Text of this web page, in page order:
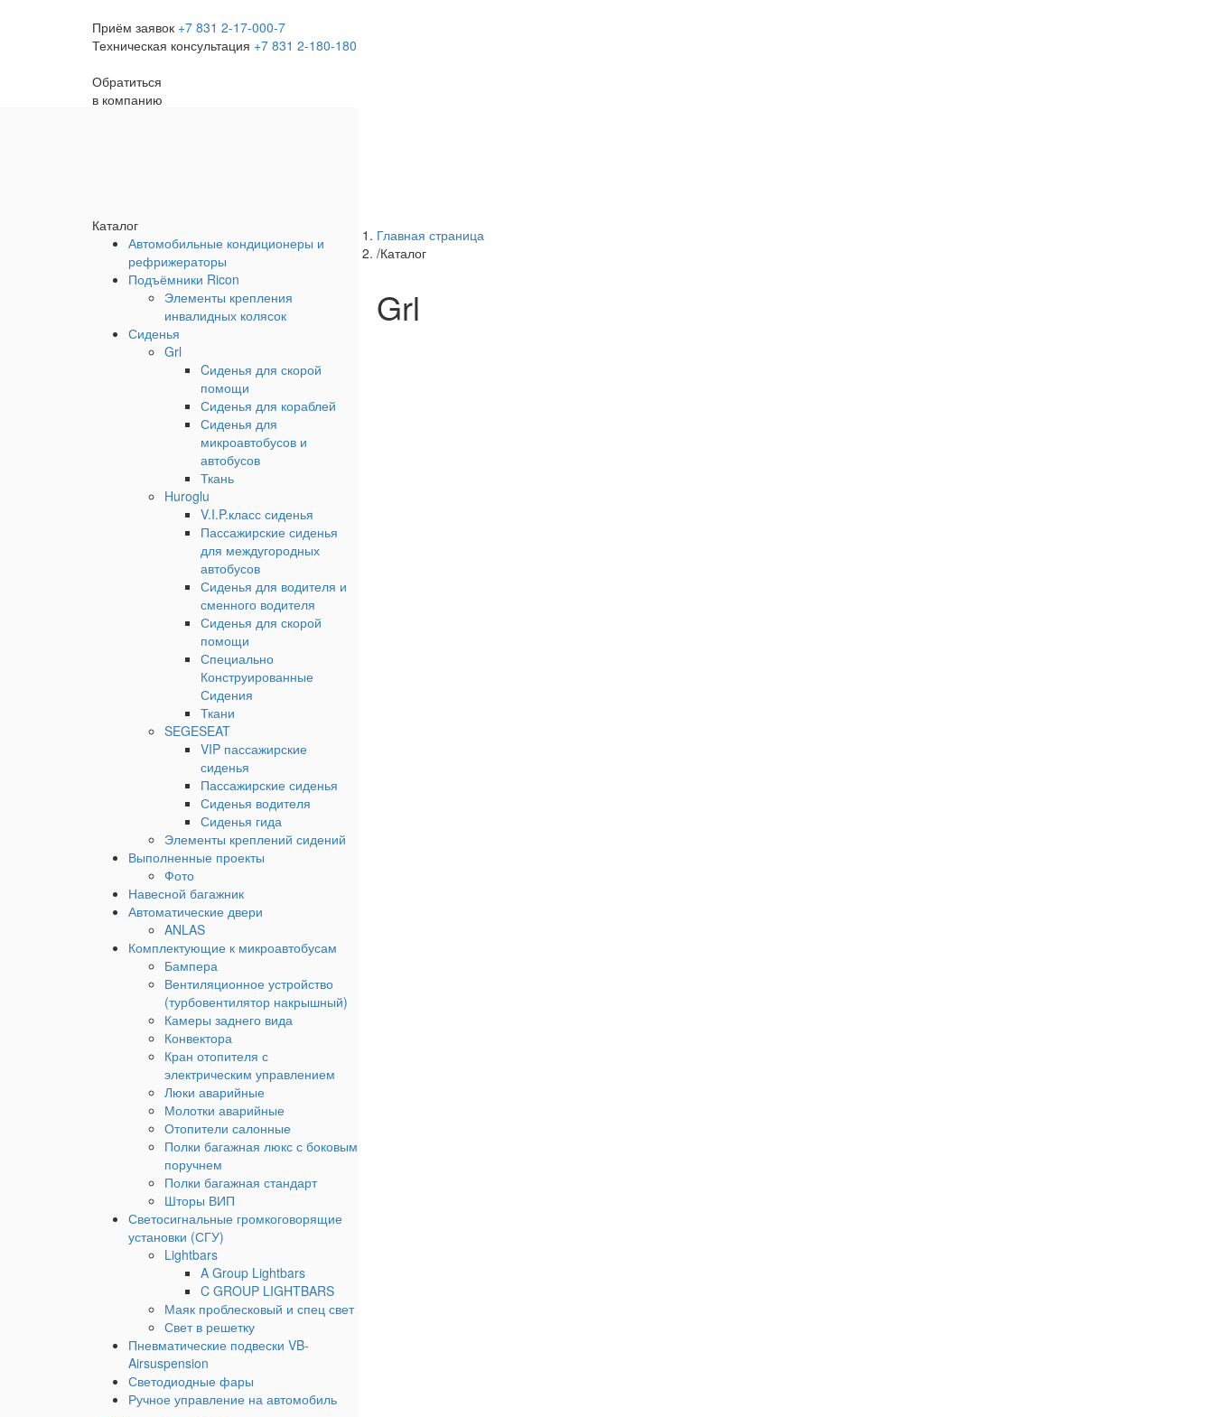
Приём заявок +7 831 2-17-000-7
Техническая консультация +7 831 2-180-180
Обратиться
в компанию
Главная страница
/Каталог
Grl
Каталог
Автомобильные кондиционеры и
рефрижераторы
Подъёмники Ricon
Элементы крепления
инвалидных колясок
Сиденья
Grl
Cиденья для скорой
помощи
Сиденья для кораблей
Сиденья для
микроавтобусов и
автобусов
Ткань
Huroglu
V.I.P.класс сиденья
Пассажирские сиденья
для междугородных
автобусов
Сиденья для водителя и
сменного водителя
Сиденья для скорой
помощи
Специально
Конструированные
Сидения
Ткани
SEGESEAT
VIP пассажирские
сиденья
Пассажирские сиденья
Сиденья водителя
Сиденья гида
Элементы креплений сидений
Выполненные проекты
Фото
Навесной багажник
Автоматические двери
ANLAS
Комплектующие к микроавтобусам
Бампера
Вентиляционное устройство
(турбовентилятор накрышный)
Камеры заднего вида
Конвектора
Кран отопителя с
электрическим управлением
Люки аварийные
Молотки аварийные
Отопители салонные
Полки багажная люкс с боковым
поручнем
Полки багажная стандарт
Шторы ВИП
Светосигнальные громкоговорящие
установки (СГУ)
Lightbars
A Group Lightbars
C GROUP LIGHTBARS
Маяк проблесковый и спец свет
Свет в решетку
Пневматические подвески VB-
Airsuspension
Светодиодные фары
Ручное управление на автомобиль